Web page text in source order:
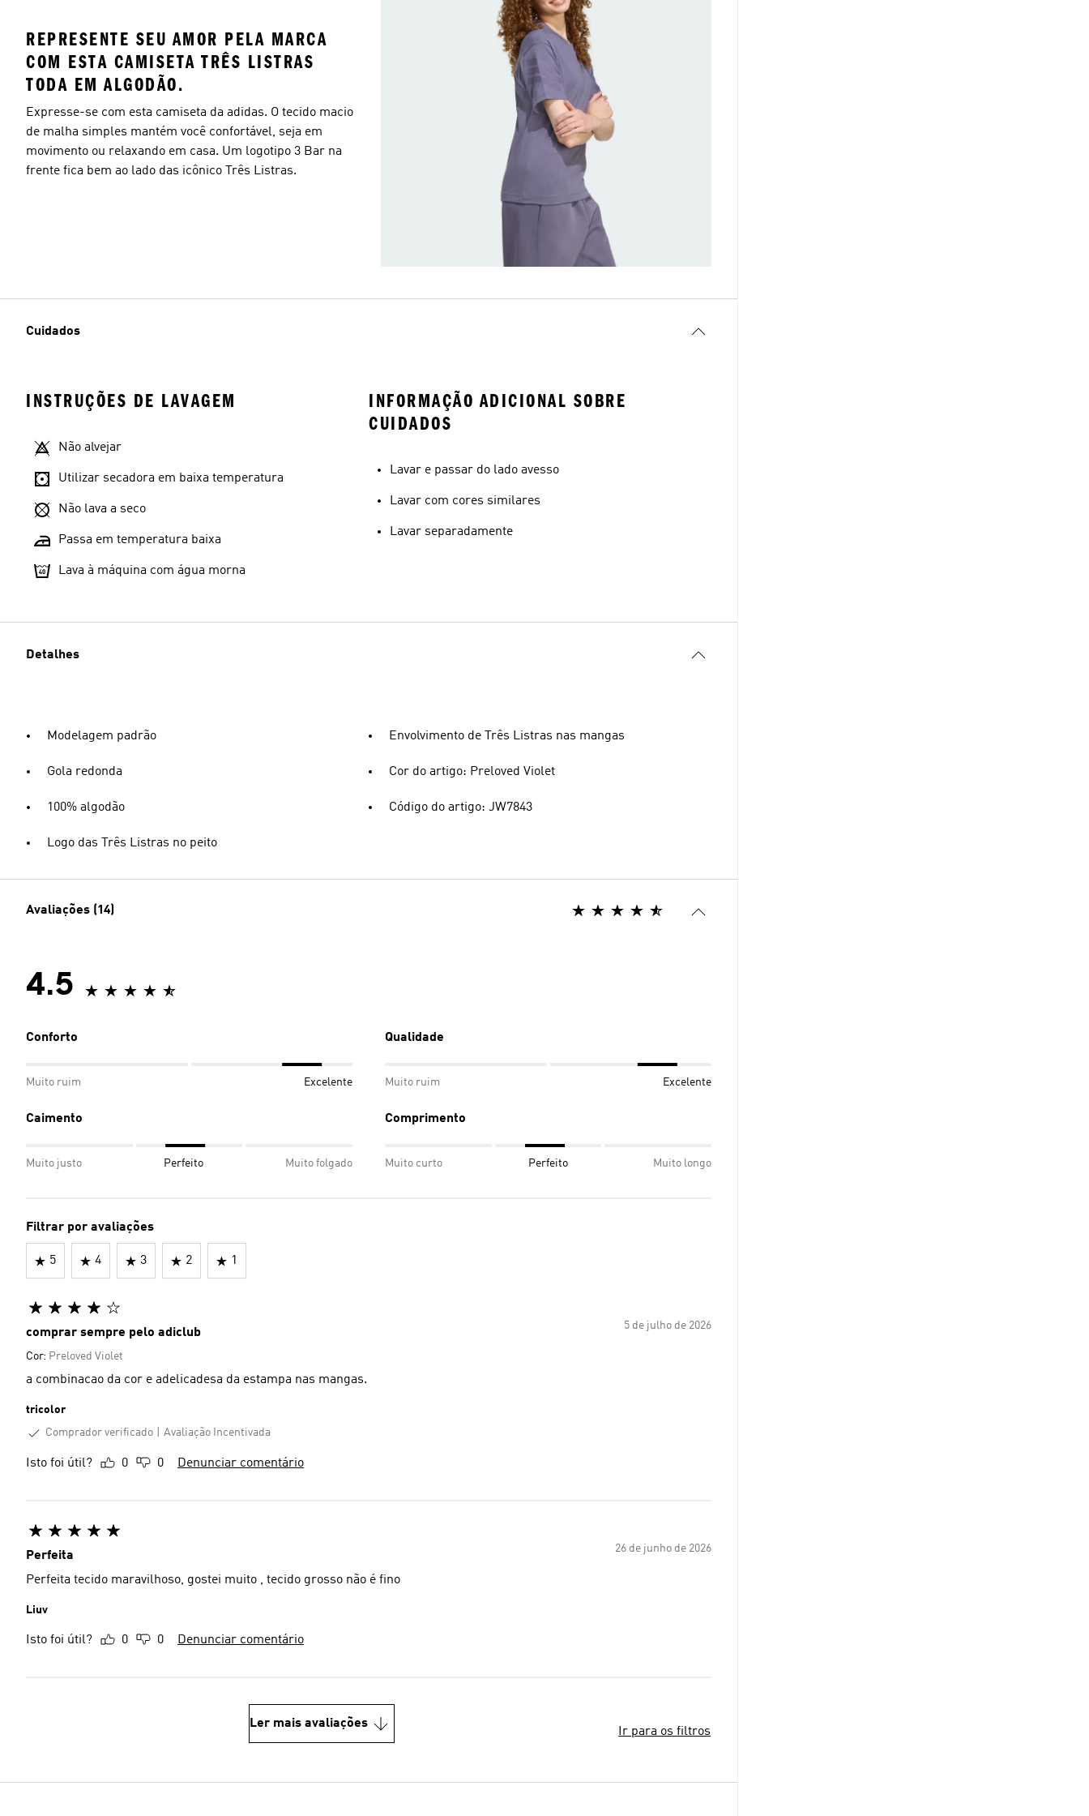
REPRESENTE SEU AMOR PELA MARCA
COM ESTA CAMISETA TRÊS LISTRAS
TODA EM ALGODÃO.
Expresse-se com esta camiseta da adidas. O tecido macio
de malha simples mantém você confortável, seja em
movimento ou relaxando em casa. Um logotipo 3 Bar na
frente fica bem ao lado das icônico Três Listras.
Cuidados
INSTRUÇÕES DE LAVAGEM
Não alvejar
Utilizar secadora em baixa temperatura
Não lava a seco
Passa em temperatura baixa
Lava à máquina com água morna
INFORMAÇÃO ADICIONAL SOBRE
CUIDADOS
Lavar e passar do lado avesso
Lavar com cores similares
Lavar separadamente
Detalhes
Modelagem padrão
Gola redonda
100% algodão
Logo das Três Listras no peito
Envolvimento de Três Listras nas mangas
Cor do artigo: Preloved Violet
Código do artigo: JW7843
Avaliações (14)
4.5
Conforto
Muito ruim Excelente
Qualidade
Muito ruim Excelente
Caimento
Muito justo Perfeito Muito folgado
Comprimento
Muito curto Perfeito Muito longo
Filtrar por avaliações
5 4 3 2 1
5 de julho de 2026
comprar sempre pelo adiclub
Cor: Preloved Violet
a combinacao da cor e adelicadesa da estampa nas mangas.
tricolor
Comprador verificado
Avaliação Incentivada
Isto foi útil? 0 0 Denunciar comentário
26 de junho de 2026
Perfeita
Perfeita tecido maravilhoso, gostei muito , tecido grosso não é fino
Liuv
Isto foi útil? 0 0 Denunciar comentário
Ler mais avaliações
Ir para os filtros